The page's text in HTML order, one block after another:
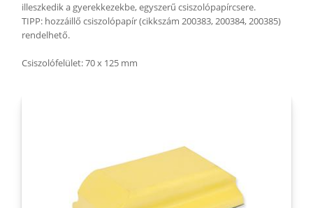
illeszkedik a gyerekkezekbe, egyszerű csiszolópapírcsere.
TIPP: hozzáillő csiszolópapír (cikkszám 200383, 200384, 200385)
rendelhető.
Csiszolófelület: 70 x 125 mm